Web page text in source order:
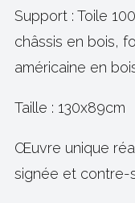
Support : Toile
châssis en bois,
américaine en
Taille : 130x89cm
Œuvre unique
signée et contre-